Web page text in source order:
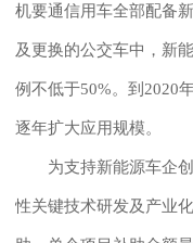
机要通信用车全部配备
及更换的公交车中，新
例不低于50%。到2020
逐年扩大应用规模。
为支持新能源车企创
性关键技术研发及产业